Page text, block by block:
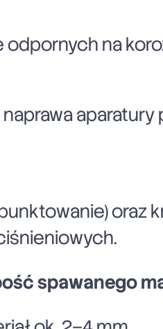
odpornych na
spawanego